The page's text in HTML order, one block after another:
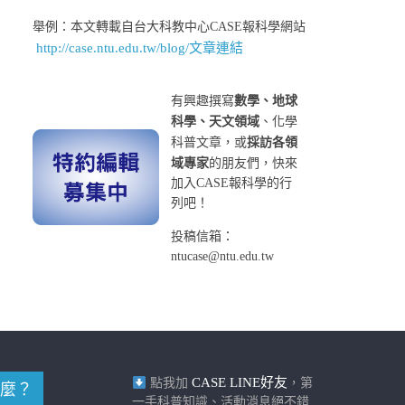
舉例：本文轉載自台大科教中心CASE報科學網站
http://case.ntu.edu.tw/blog/文章連結
有興趣撰寫數學、地球
科學、天文領域 、化學
科普文章，或採訪各領
域專家的朋友們，快來
加入CASE報科學的行
列吧！
投稿信箱：
ntucase@ntu.edu.tw
？ 點我加 CASE LINE好友 ，第
一手科普知識、活動消息絕不錯